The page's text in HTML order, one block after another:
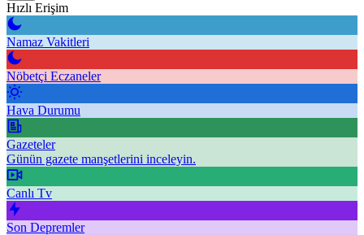
Hızlı Erişim
Namaz Vakitleri
Nöbetçi Eczaneler
Hava Durumu
Gazeteler
Günün gazete manşetlerini inceleyin.
Canlı Tv
Son Depremler